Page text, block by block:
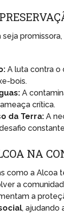
seja
A luta contra o
bois.
A
crítica.
da Terra: A
NA
como a Alcoa
a
a
, ajudando